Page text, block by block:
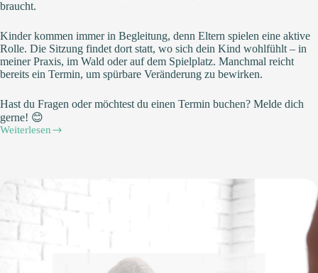
braucht.
Kinder kommen immer in Begleitung, denn Eltern spielen eine aktive
Rolle. Die Sitzung findet dort statt, wo sich dein Kind wohlfühlt – in
meiner Praxis, im Wald oder auf dem Spielplatz. Manchmal reicht
bereits ein Termin, um spürbare Veränderung zu bewirken.
Hast du Fragen oder möchtest du einen Termin buchen? Melde dich
gerne! 😊
Weiterlesen
Kinesiologie
Familien